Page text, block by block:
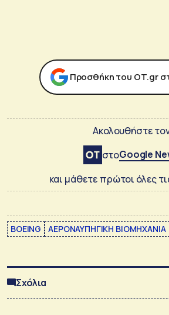
Προσθήκη του ΟΤ.gr
Ακολουθήστε
στοGoogle
και μάθετε πρώτοι όλες
BOEING ΑΕΡΟΝΑΥΠΗΓΙΚΗ ΒΙΟΜΗΧΑΝΙΑ
Σχόλια